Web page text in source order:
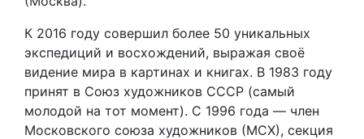
К 2016 году совершил более 50 уникальных
экспедиций и восхождений, выражая своё
видение мира в картинах и книгах. В 1983 году
принят в Союз художников СССР (самый
молодой на тот момент). С 1996 года — член
Московского союза художников (МСХ), секция